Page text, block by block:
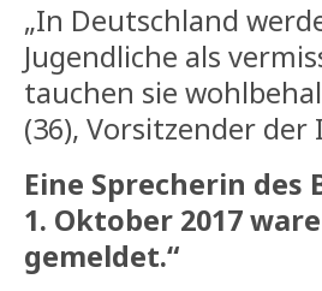
„In Deutschland
Jugendliche als
tauchen sie
(36), Vorsitzender
Eine Sprecherin des
1. Oktober 2017
gemeldet.“